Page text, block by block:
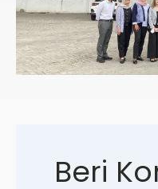
Beri